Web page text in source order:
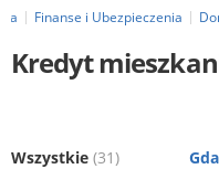
Finanse i Ubezpieczenia
Kredyt
Wszystkie (31)